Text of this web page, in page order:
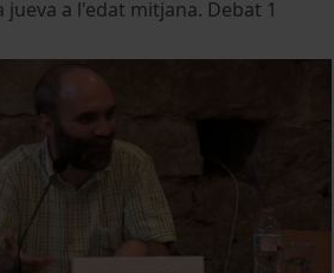
jueva a l'edat mitjana. Debat 1